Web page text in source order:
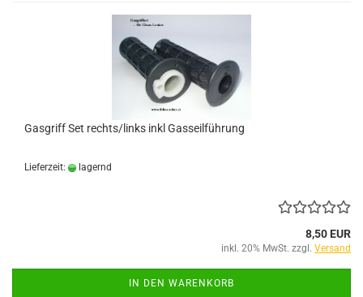
Gasgriff Set rechts/links inkl Gasseilführung
Lieferzeit: lagernd
8,50 EUR
inkl. 20% MwSt. zzgl. Versand
IN DEN WARENKORB